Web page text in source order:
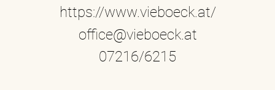
https://www.vieboeck.at/
office@vieboeck.at
07216/6215